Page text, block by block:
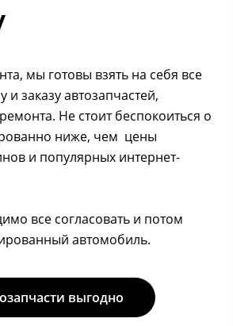
мы готовы взять на себя все
заказу автозапчастей,
Не стоит беспокоиться о
ниже, чем цены
и популярных интернет-
все согласовать и потом
автомобиль.
выгодно